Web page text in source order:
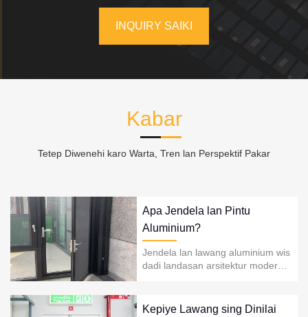
Kabar
Tetep Diwenehi karo Warta, Tren lan Perspektif Pakar
Apa Jendela lan Pintu
Aluminium?
Jendela lan lawang aluminium wis
dadi landasan arsitektur modern
apik.
Kepiye Lawang sing Dinilai